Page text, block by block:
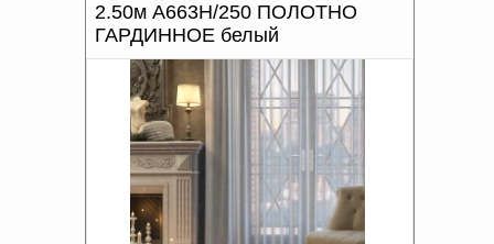
2.50м А663Н/250 ПОЛОТНО
ГАРДИННОЕ белый